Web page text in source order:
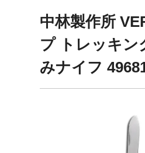
中林製作所
プ トレッキン
みナイフ